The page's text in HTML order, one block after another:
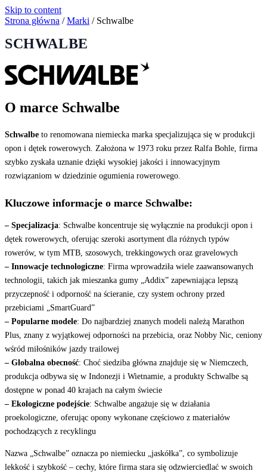
Skip to content
Strona główna / Marki / Schwalbe
SCHWALBE
O marce Schwalbe
Schwalbe to renomowana niemiecka marka specjalizująca się w produkcji
opon i dętek rowerowych.
Założona w 1973 roku przez Ralfa Bohle, firma
szybko zyskała uznanie dzięki wysokiej jakości i innowacyjnym
rozwiązaniom w dziedzinie ogumienia rowerowego.
Kluczowe informacje o marce Schwalbe:
– Specjalizacja: Schwalbe koncentruje się wyłącznie na produkcji opon i
dętek rowerowych, oferując szeroki asortyment dla różnych typów
rowerów, w tym MTB, szosowych, trekkingowych oraz gravelowych
– Innowacje technologiczne: Firma wprowadziła wiele zaawansowanych
technologii, takich jak mieszanka gumy „Addix” zapewniająca lepszą
przyczepność i odporność na ścieranie, czy system ochrony przed
przebiciami „SmartGuard”
– Popularne modele: Do najbardziej znanych modeli należą Marathon
Plus, znany z wyjątkowej odporności na przebicia, oraz Nobby Nic, ceniony
wśród miłośników jazdy trailowej
– Globalna obecność: Choć siedziba główna znajduje się w Niemczech,
produkcja odbywa się w Indonezji i Wietnamie, a produkty Schwalbe są
dostępne w ponad 40 krajach na całym świecie
– Ekologiczne podejście: Schwalbe angażuje się w działania
proekologiczne, oferując opony wykonane częściowo z materiałów
pochodzących z recyklingu
Nazwa „Schwalbe” oznacza po niemiecku „jaskółka”, co symbolizuje
lekkość i szybkość – cechy, które firma stara się odzwierciedlać w swoich